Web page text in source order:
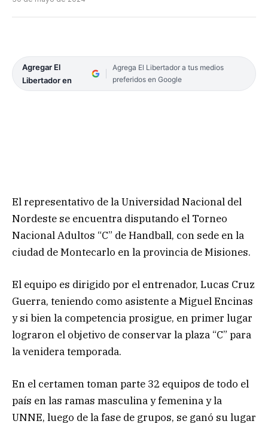
Agregar El
Libertador en
Agrega El Libertador a tus medios
preferidos en Google
El representativo de la Universidad Nacional del
Nordeste se encuentra disputando el Torneo
Nacional Adultos “C” de Handball, con sede en la
ciudad de Montecarlo en la provincia de Misiones.
El equipo es dirigido por el entrenador, Lucas Cruz
Guerra, teniendo como asistente a Miguel Encinas
y si bien la competencia prosigue, en primer lugar
lograron el objetivo de conservar la plaza “C” para
la venidera temporada.
En el certamen toman parte 32 equipos de todo el
país en las ramas masculina y femenina y la
UNNE, luego de la fase de grupos, se ganó su lugar